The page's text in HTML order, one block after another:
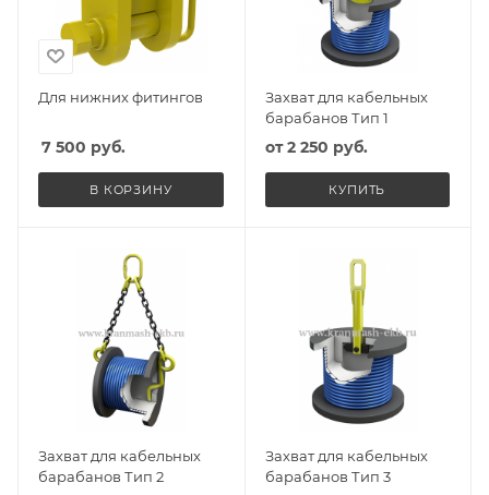
Для нижних фитингов
7 500 руб.
В КОРЗИНУ
Захват для кабельных
барабанов Тип 1
от2 250 руб.
КУПИТЬ
Захват для кабельных
барабанов Тип 2
Захват для кабельных
барабанов Тип 3